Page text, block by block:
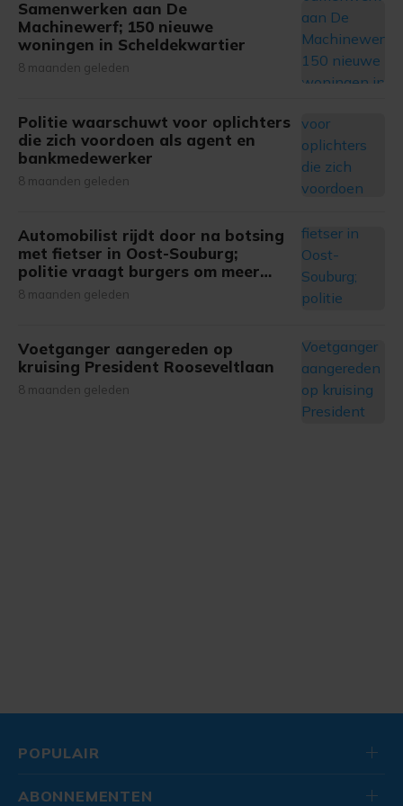
Samenwerken aan De
Machinewerf; 150 nieuwe
woningen in Scheldekwartier
8 maanden geleden
Politie waarschuwt voor oplichters
die zich voordoen als agent en
bankmedewerker
8 maanden geleden
Automobilist rijdt door na botsing
met fietser in Oost-Souburg;
politie vraagt burgers om meer
informatie
8 maanden geleden
Voetganger aangereden op
kruising President Rooseveltlaan
8 maanden geleden
POPULAIR
ABONNEMENTEN